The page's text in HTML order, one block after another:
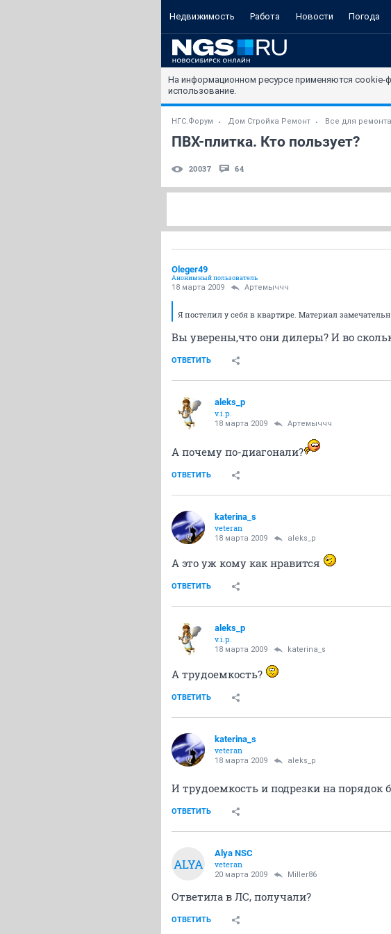
Недвижимость Работа Новости Погода
На информационном ресурсе применяются cookie-
использование.
НГС.Форум Дом Стройка Ремонт Все для ремонта
ПВХ-плитка. Кто пользует?
20037 64
Oleger49
Анонимный пользователь
18 марта 2009 Артемыччч
Я постелил у себя в квартире. Материал
Вы уверены,что они дилеры? И во
ОТВЕТИТЬ
aleks_p
v.i.p.
18 марта 2009 Артемыччч
А почему по-диагонали?
ОТВЕТИТЬ
katerina_s
veteran
18 марта 2009 aleks_p
А это уж кому как нравится
ОТВЕТИТЬ
aleks_p
v.i.p.
18 марта 2009 katerina_s
А трудоемкость?
ОТВЕТИТЬ
katerina_s
veteran
18 марта 2009 aleks_p
И трудоемкость и подрезки на порядок
ОТВЕТИТЬ
ALYA
Alya NSC
veteran
20 марта 2009 Miller86
Ответила в ЛС, получали?
ОТВЕТИТЬ